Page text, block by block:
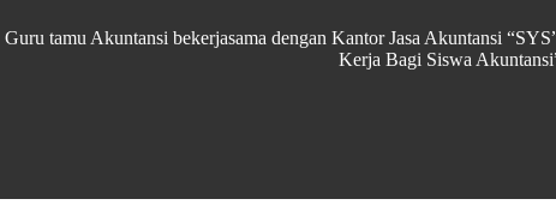
Guru tamu Akuntansi bekerjasama dengan Kantor Jasa Akuntansi
Kerja Bagi Siswa